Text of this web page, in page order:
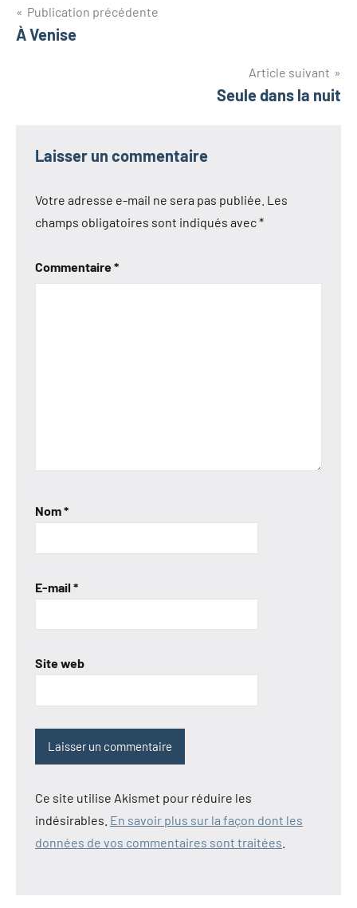
Navigation
de
Publication précédente
À Venise
Article suivant
Seule dans la nuit
Laisser un commentaire
Votre adresse e-mail ne sera pas publiée. Les
champs obligatoires sont indiqués avec*
Commentaire*
Nom*
E-mail *
Site web
Ce site utilise Akismet pour réduire les
indésirables. En savoir plus sur la façon dont les
données de vos commentaires sont traitées